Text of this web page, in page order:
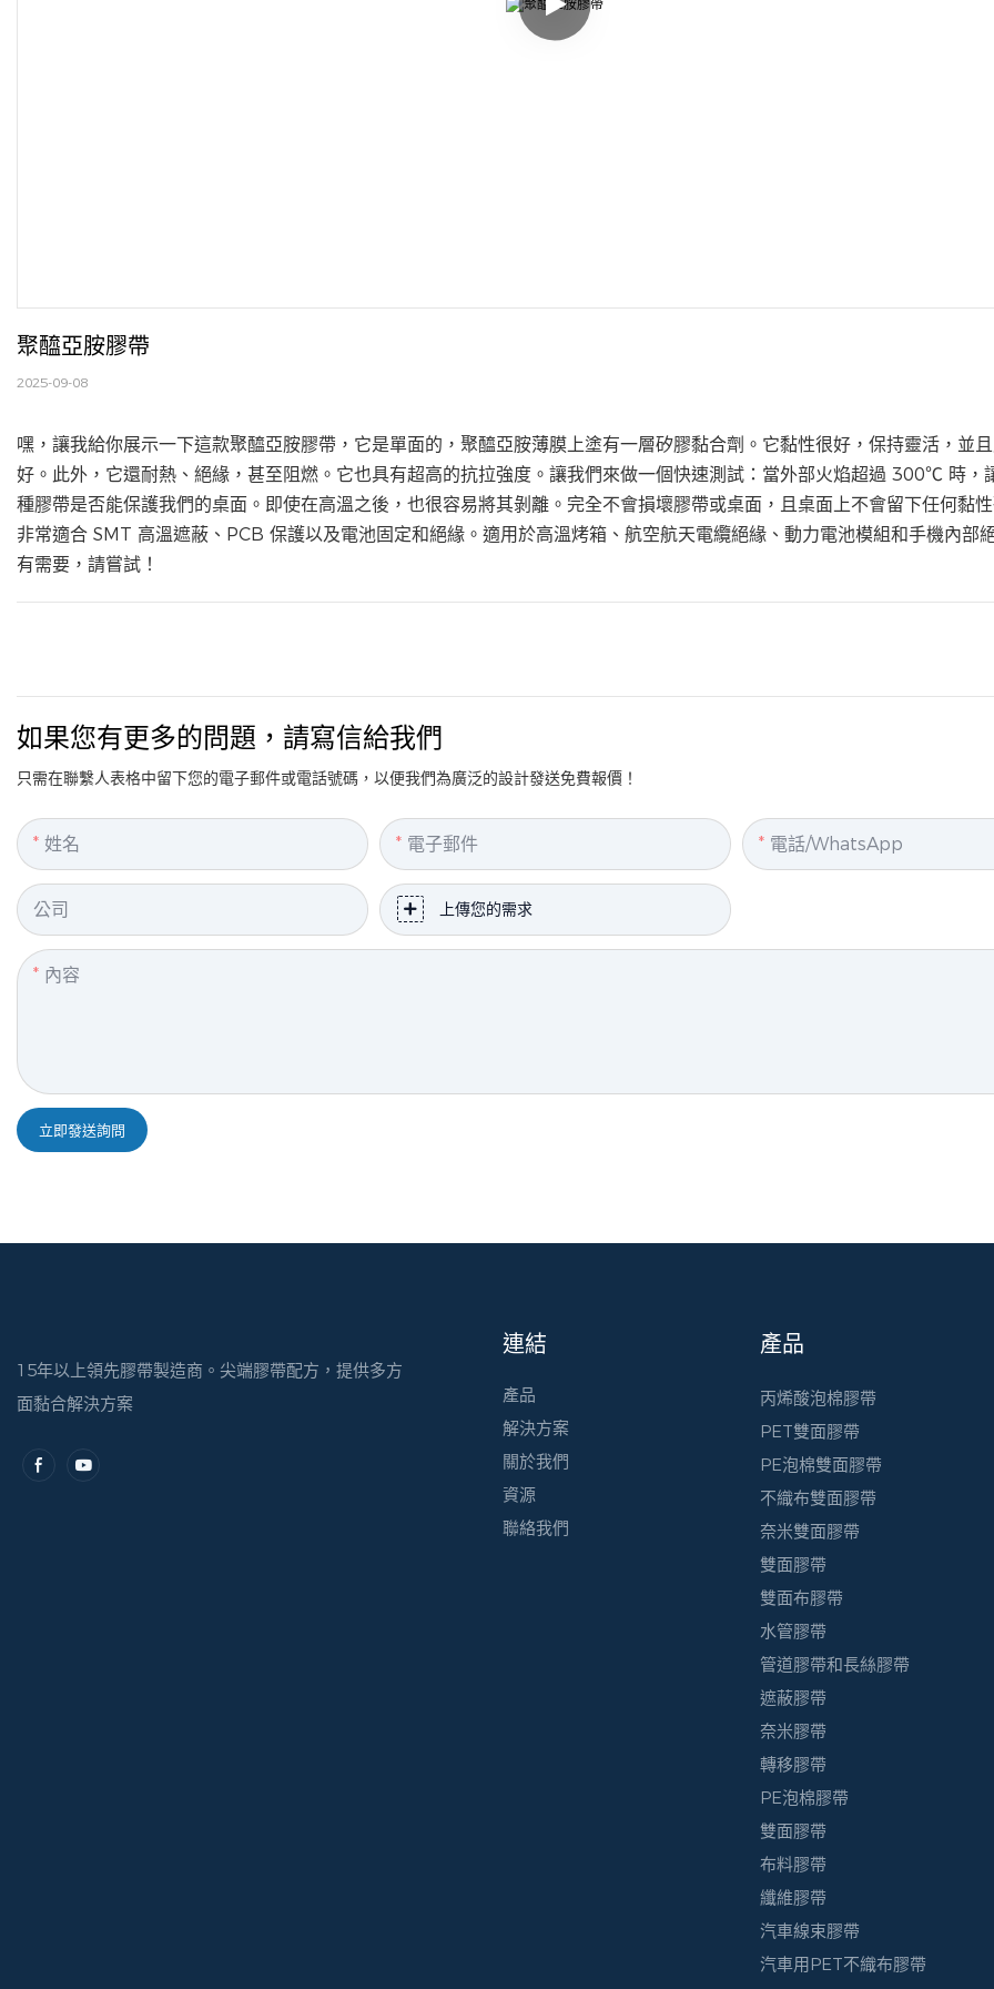
聚醯亞胺膠帶
2025-09-08
嘿，讓我給你展示一下這款聚醯亞胺膠帶，它是單面的，聚醯亞胺薄膜上塗有一層矽膠黏合劑。它黏性很好，保持靈活，並
好。此外，它還耐熱、絕緣，甚至阻燃。它也具有超高的抗拉強度。讓我們來做一個快速測試：當外部火焰超過 300℃ 時，
種膠帶是否能保護我們的桌面。即使在高溫之後，也很容易將其剝離。完全不會損壞膠帶或桌面，且桌面上不會留下任何黏
非常適合 SMT 高溫遮蔽、PCB 保護以及電池固定和絕緣。適用於高溫烤箱、航空航天電纜絕緣、動力電池模組和手機內部
有需要，請嘗試！
如果您有更多的問題，請寫信給我們
只需在聯繫人表格中留下您的電子郵件或電話號碼，以便我們為廣泛的設計發送免費報價！
姓名 電子郵件 電話/WhatsApp
公司 上傳您的需求
內容
立即發送詢問
15年以上領先膠帶製造商。尖端膠帶配方，提供多方
面黏合解決方案
連結
產品
解決方案
關於我們
資源
聯絡我們
產品
丙烯酸泡棉膠帶
PET雙面膠帶
PE泡棉雙面膠帶
不織布雙面膠帶
奈米雙面膠帶
雙面膠帶
雙面布膠帶
水管膠帶
管道膠帶和長絲膠帶
遮蔽膠帶
奈米膠帶
轉移膠帶
PE泡棉膠帶
雙面膠帶
布料膠帶
纖維膠帶
汽車線束膠帶
汽車用PET不織布膠帶